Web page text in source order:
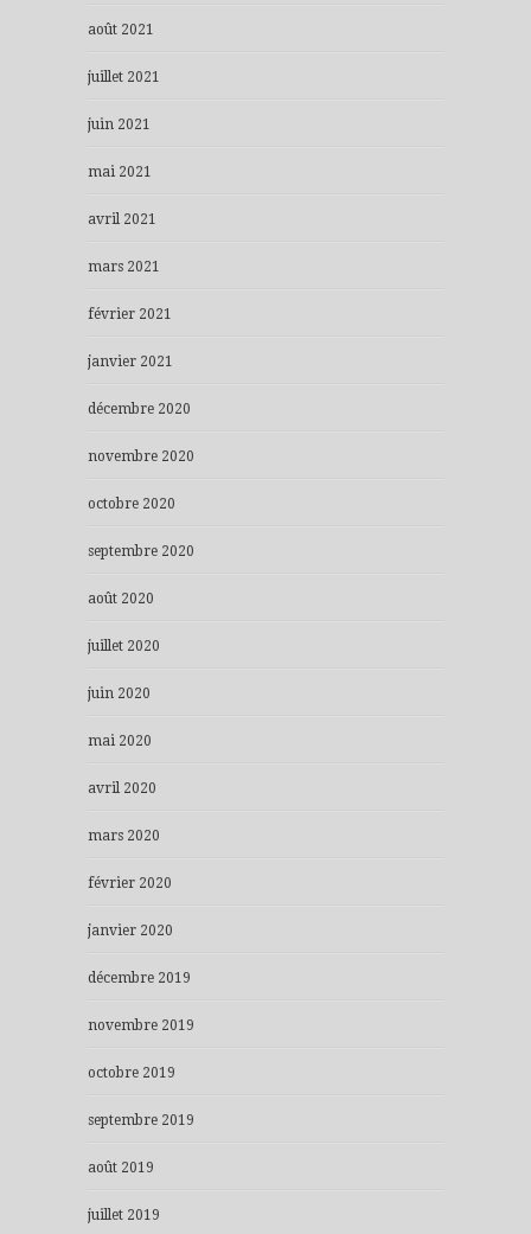
août 2021
juillet 2021
juin 2021
mai 2021
avril 2021
mars 2021
février 2021
janvier 2021
décembre 2020
novembre 2020
octobre 2020
septembre 2020
août 2020
juillet 2020
juin 2020
mai 2020
avril 2020
mars 2020
février 2020
janvier 2020
décembre 2019
novembre 2019
octobre 2019
septembre 2019
août 2019
juillet 2019